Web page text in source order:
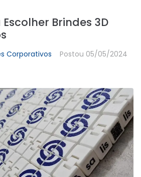
Brindes 3D
Corporativos Postou 05/05/2024